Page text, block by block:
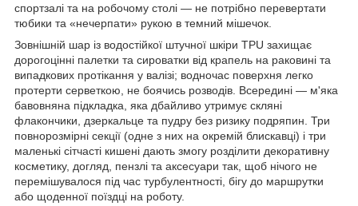
спортзалі та на робочому столі — не потрібно перевертати
тюбики та «нечерпати» рукою в темний мішечок.
Зовнішній шар із водостійкої штучної шкіри TPU захищає
дорогоцінні палетки та сироватки від крапель на раковині та
випадкових протікання у валізі; водночас поверхня легко
протерти серветкою, не боячись розводів. Всередині — м'яка
бавовняна підкладка, яка дбайливо утримує скляні
флакончики, дзеркальце та пудру без ризику подряпин. Три
повнорозмірні секції (одне з них на окремій блискавці) і три
маленькі сітчасті кишені дають змогу розділити декоративну
косметику, догляд, пензлі та аксесуари так, щоб нічого не
перемішувалося під час турбулентності, бігу до маршрутки
або щоденної поїздці на роботу.